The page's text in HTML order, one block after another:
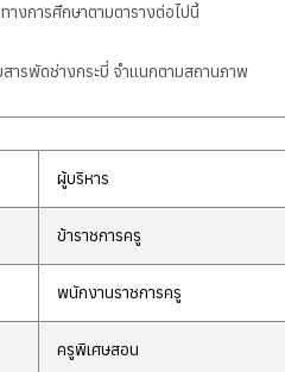
างการศึกษาตามตารางต่อไปนี้
ารพัดช่างกระบี่ จำแนกตามสถานภาพ
ผู้บริหาร
ข้าราชการครู
พนักงานราชการครู
ครูพิเศษสอน